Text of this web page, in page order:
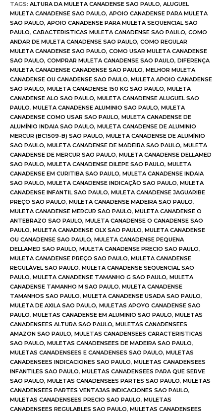
TAGS: ALTURA DA MULETA CANADENSE SAO PAULO, ALUGUEL
MULETA CANADENSE SAO PAULO, APOIO CANADENSE PARA MULETA
SAO PAULO, APOIO CANADENSE PARA MULETA SEQUENCIAL SAO
PAULO, CARACTERISTICAS MULETA CANADENSE SAO PAULO, COMO
ANDAR DE MULETA CANADENSE SAO PAULO, COMO REGULAR
MULETA CANADENSE SAO PAULO, COMO USAR MULETA CANADENSE
SAO PAULO, COMPRAR MULETA CANADENSE SAO PAULO, DIFERENÇA
MULETA CANADENSE CANADENSE SAO PAULO, MELHOR MULETA
CANADENSE OU CANADENSE SAO PAULO, MULETA APOIO CANADENSE
SAO PAULO, MULETA CANADENSE 150 KG SAO PAULO, MULETA
CANADENSE ALO SAO PAULO, MULETA CANADENSE ALUGUEL SAO
PAULO, MULETA CANADENSE ALUMINIO SAO PAULO, MULETA
CANADENSE COMO USAR SAO PAULO, MULETA CANADENSE DE
ALUMÍNIO INDAIA SAO PAULO, MULETA CANADENSE DE ALUMINIO
MERCUR (BC1509-B) SAO PAULO, MULETA CANADENSE DE ALUMÍNIO
SAO PAULO, MULETA CANADENSE DE MADEIRA SAO PAULO, MULETA
CANADENSE DE MERCUR SAO PAULO, MULETA CANADENSE DELLAMED
SAO PAULO, MULETA CANADENSE DILEPE SAO PAULO, MULETA
CANADENSE EM CURITIBA SAO PAULO, MULETA CANADENSE INDAIA
SAO PAULO, MULETA CANADENSE INDICAÇÃO SAO PAULO, MULETA
CANADENSE INFANTIL SAO PAULO, MULETA CANADENSE JAGUARIBE
PREÇO SAO PAULO, MULETA CANADENSE MADEIRA SAO PAULO,
MULETA CANADENSE MERCUR SAO PAULO, MULETA CANADENSE O
ANTEBRAZO SAO PAULO, MULETA CANADENSE O CANADENSE SAO
PAULO, MULETA CANADENSE OLX SAO PAULO, MULETA CANADENSE
OU CANADENSE SAO PAULO, MULETA CANADENSE PEQUENA
DELLAMED SAO PAULO, MULETA CANADENSE PRECIO SAO PAULO,
MULETA CANADENSE PREÇO SAO PAULO, MULETA CANADENSE
REGULÁVEL SAO PAULO, MULETA CANADENSE SEQUENCIAL SAO
PAULO, MULETA CANADENSE TAMANHO G SAO PAULO, MULETA
CANADENSE TAMANHO M SAO PAULO, MULETA CANADENSE
TAMANHOS SAO PAULO, MULETA CANADENSE USADA SAO PAULO,
MULETA DE AXILA SAO PAULO, MULETAS APOYO CANADENSE SAO
PAULO, MULETAS CANADENSE EM ALUMINIO SAO PAULO, MULETAS
CANADENSEES ALTURA SAO PAULO, MULETAS CANADENSEES
AMAZON SAO PAULO, MULETAS CANADENSEES CARACTERISTICAS
SAO PAULO, MULETAS CANADENSEES DE MADEIRA SAO PAULO,
MULETAS CANADENSEES E CANADENSES SAO PAULO, MULETAS
CANADENSEES INDICACIONES SAO PAULO, MULETAS CANADENSEES
INFANTILES SAO PAULO, MULETAS CANADENSEES PARA QUE SERVE
SAO PAULO, MULETAS CANADENSEES PARTES SAO PAULO, MULETAS
CANADENSEES PARTES VENTAJAS INDICACIONES SAO PAULO,
MULETAS CANADENSEES PRECIO SAO PAULO, MULETAS
CANADENSEES REGULABLES SAO PAULO, MULETAS CANADENSEES